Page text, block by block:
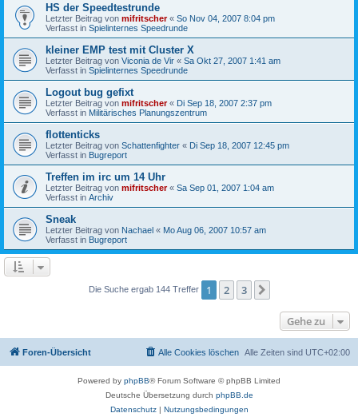
HS der Speedtestrunde
Letzter Beitrag von mifritscher« So Nov 04, 2007 8:04 pm
Verfasst in Spielinternes Speedrunde
kleiner EMP test mit Cluster X
Letzter Beitrag von Viconia de Vir « Sa Okt 27, 2007 1:41 am
Verfasst in Spielinternes Speedrunde
Logout bug gefixt
Letzter Beitrag von mifritscher« Di Sep 18, 2007 2:37 pm
Verfasst in Militärisches Planungszentrum
flottenticks
Letzter Beitrag von Schattenfighter « Di Sep 18, 2007 12:45 pm
Verfasst in Bugreport
Treffen im irc um 14 Uhr
Letzter Beitrag von mifritscher« Sa Sep 01, 2007 1:04 am
Verfasst in Archiv
Sneak
Letzter Beitrag von Nachael « Mo Aug 06, 2007 10:57 am
Verfasst in Bugreport
Die Suche ergab 144 Treffer 1 2 3
Gehe zu
Foren-Übersicht Alle Zeiten sind UTC+02:00
Alle Cookies löschen
Powered by phpBB® Forum Software © phpBB Limited
Deutsche Übersetzung durch phpBB.de
Datenschutz| Nutzungsbedingungen